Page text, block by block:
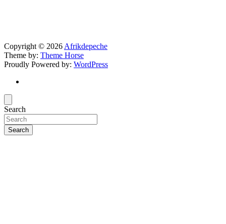
Copyright © 2026 Afrikdepeche
Theme by: Theme Horse
Proudly Powered by: WordPress
Search
Search